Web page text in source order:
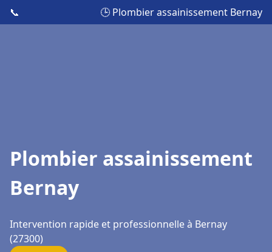
📞 🕒 Plombier assainissement Bernay
Plombier assainissement
Bernay
Intervention rapide et professionnelle à Bernay
(27300)